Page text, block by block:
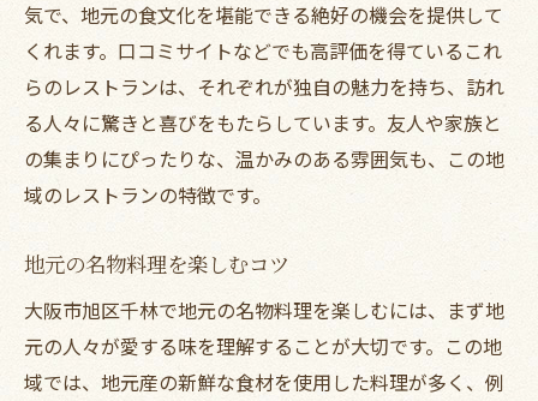
気で、地元の食文化を堪能できる絶好の機会を提供して
くれます。口コミサイトなどでも高評価を得ているこれ
らのレストランは、それぞれが独自の魅力を持ち、訪れ
る人々に驚きと喜びをもたらしています。友人や家族と
の集まりにぴったりな、温かみのある雰囲気も、この地
域のレストランの特徴です。
地元の名物料理を楽しむコツ
大阪市旭区千林で地元の名物料理を楽しむには、まず地
元の人々が愛する味を理解することが大切です。この地
域では、地元産の新鮮な食材を使用した料理が多く、例